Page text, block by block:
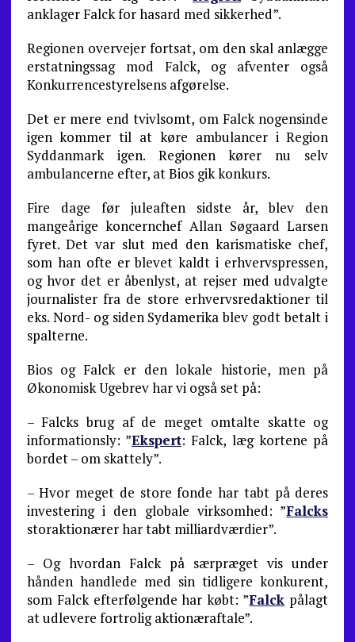
anklager Falck for hasard med sikkerhed”.
Regionen overvejer fortsat, om den skal anlægge
erstatningssag mod Falck, og afventer også
Konkurrencestyrelsens afgørelse.
Det er mere end tvivlsomt, om Falck nogensinde
igen kommer til at køre ambulancer i Region
Syddanmark igen. Regionen kører nu selv
ambulancerne efter, at Bios gik konkurs.
Fire dage før juleaften sidste år, blev den
mangeårige koncernchef Allan Søgaard Larsen
fyret. Det var slut med den karismatiske chef,
som han ofte er blevet kaldt i erhvervspressen,
og hvor det er åbenlyst, at rejser med udvalgte
journalister fra de store erhvervsredaktioner til
eks. Nord- og siden Sydamerika blev godt betalt i
spalterne.
Bios og Falck er den lokale historie, men på
Økonomisk Ugebrev har vi også set på:
– Falcks brug af de meget omtalte skatte og
informationsly: ”Ekspert: Falck, læg kortene på
bordet – om skattely”.
– Hvor meget de store fonde har tabt på deres
investering i den globale virksomhed: ”Falcks
storaktionærer har tabt milliardværdier”.
– Og hvordan Falck på særpræget vis under
hånden handlede med sin tidligere konkurent,
som Falck efterfølgende har købt: ”Falck pålagt
at udlevere fortrolig aktionæraftale”.